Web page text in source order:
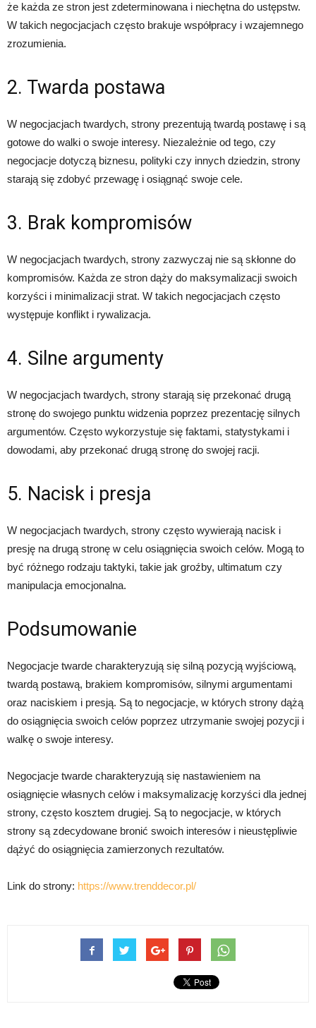
że każda ze stron jest zdeterminowana i niechętna do ustępstw.
W takich negocjacjach często brakuje współpracy i wzajemnego
zrozumienia.
2. Twarda postawa
W negocjacjach twardych, strony prezentują twardą postawę i są
gotowe do walki o swoje interesy. Niezależnie od tego, czy
negocjacje dotyczą biznesu, polityki czy innych dziedzin, strony
starają się zdobyć przewagę i osiągnąć swoje cele.
3. Brak kompromisów
W negocjacjach twardych, strony zazwyczaj nie są skłonne do
kompromisów. Każda ze stron dąży do maksymalizacji swoich
korzyści i minimalizacji strat. W takich negocjacjach często
występuje konflikt i rywalizacja.
4. Silne argumenty
W negocjacjach twardych, strony starają się przekonać drugą
stronę do swojego punktu widzenia poprzez prezentację silnych
argumentów. Często wykorzystuje się faktami, statystykami i
dowodami, aby przekonać drugą stronę do swojej racji.
5. Nacisk i presja
W negocjacjach twardych, strony często wywierają nacisk i
presję na drugą stronę w celu osiągnięcia swoich celów. Mogą to
być różnego rodzaju taktyki, takie jak groźby, ultimatum czy
manipulacja emocjonalna.
Podsumowanie
Negocjacje twarde charakteryzują się silną pozycją wyjściową,
twardą postawą, brakiem kompromisów, silnymi argumentami
oraz naciskiem i presją. Są to negocjacje, w których strony dążą
do osiągnięcia swoich celów poprzez utrzymanie swojej pozycji i
walkę o swoje interesy.
Negocjacje twarde charakteryzują się nastawieniem na
osiągnięcie własnych celów i maksymalizację korzyści dla jednej
strony, często kosztem drugiej. Są to negocjacje, w których
strony są zdecydowane bronić swoich interesów i nieustępliwie
dążyć do osiągnięcia zamierzonych rezultatów.
Link do strony: https://www.trenddecor.pl/